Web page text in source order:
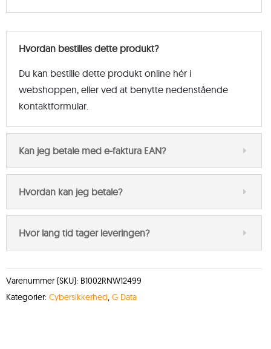
Hvordan bestilles dette produkt?
Du kan bestille dette produkt online hér i
webshoppen, eller ved at benytte nedenstående
kontaktformular.
Kan jeg betale med e-faktura EAN?
Hvordan kan jeg betale?
Hvor lang tid tager leveringen?
Varenummer (SKU): B1002RNW12499
Kategorier: Cybersikkerhed, G Data